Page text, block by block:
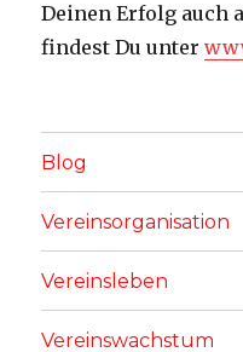
Deinen Erfolg auch
findest Du unter
Blog
Vereinsorganisation
Vereinsleben
Vereinswachstum